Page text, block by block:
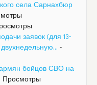
села Сарнахбюр
заявок (для 13-
-
бойцов СВО на
Просмотры